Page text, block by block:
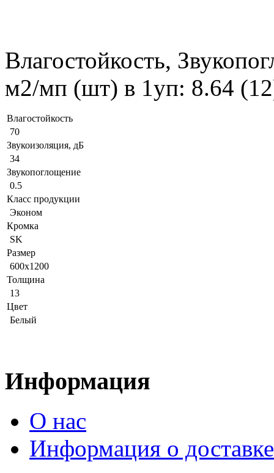
Влагостойкость,
м2/мп (шт) в 1уп: 8.64
Влагостойкость
70
Звукоизоляция, дБ
34
Звукопоглощение
0.5
Класс продукции
Эконом
Кромка
SK
Размер
600x1200
Толщина
13
Цвет
Белый
Информация
О нас
Информация о доставке